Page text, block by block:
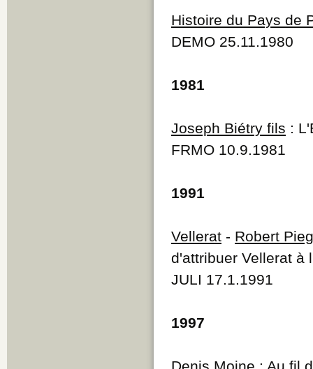
Histoire du Pays de
DEMO 25.11.1980
1981
Joseph Biétry fils :
FRMO 10.9.1981
1991
Vellerat - Robert
d'attribuer Vellerat à
JULI 17.1.1991
1997
Denis Moine : Au fil